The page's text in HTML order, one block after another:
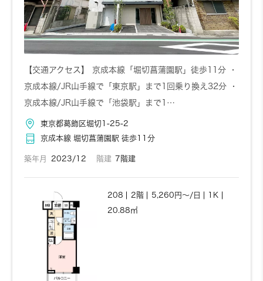
635 6階 5,720円～/日
1K
20.88㎡
お問い合わせ
718 7階
お問い合わせ
【交通アクセス】 京成本線「堀切菖蒲園駅」徒歩11分 ・
京成本線/JR山手線で「東京駅」まで1回乗り換え32分 ・
京成本線/JR山手線で「池袋駅」まで1…
東京都葛飾区堀切1-25-2
京成本線 堀切菖蒲園駅 徒歩11分
築年月 2023/12 階建 7階建
208 2階 5,260円～/日
1K
20.88㎡